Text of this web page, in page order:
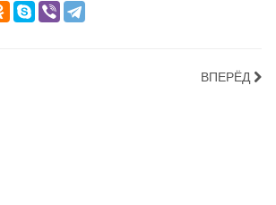
ВПЕРЁД